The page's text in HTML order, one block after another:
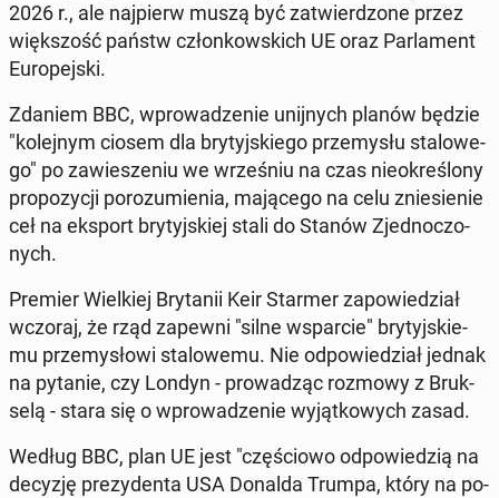
2026 r., ale naj­pierw muszą być za­twier­dzo­ne przez
więk­szość państw człon­kow­skich UE oraz Par­la­ment
Eu­ro­pej­ski.
Zdaniem BBC, wpro­wa­dze­nie unij­nych planów będzie
"ko­lej­nym ciosem dla bry­tyj­skie­go prze­my­słu sta­lo­we­
go" po za­wie­sze­niu we wrze­śniu na czas nie­okre­ślo­ny
pro­po­zy­cji po­ro­zu­mie­nia, ma­ją­ce­go na celu znie­sie­nie
ceł na eksport bry­tyj­skiej stali do Stanów Zjed­no­czo­
nych.
Premier Wiel­kiej Bry­ta­nii Keir Starmer za­po­wie­dział
wczoraj, że rząd zapewni "silne wspar­cie" bry­tyj­skie­
mu prze­my­sło­wi sta­lo­we­mu. Nie od­po­wie­dział jednak
na pytanie, czy Londyn - pro­wa­dząc rozmowy z Bruk­
se­lą - stara się o wpro­wa­dze­nie wy­jąt­ko­wych zasad.
Według BBC, plan UE jest "czę­ścio­wo od­po­wie­dzią na
decyzję pre­zy­den­ta USA Donalda Trumpa, który na po­